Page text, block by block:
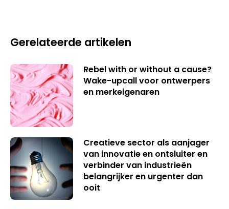
Gerelateerde artikelen
Rebel with or without a cause?
Wake-upcall voor ontwerpers
en merkeigenaren
Creatieve sector als aanjager
van innovatie en ontsluiter en
verbinder van industrieën
belangrijker en urgenter dan
ooit